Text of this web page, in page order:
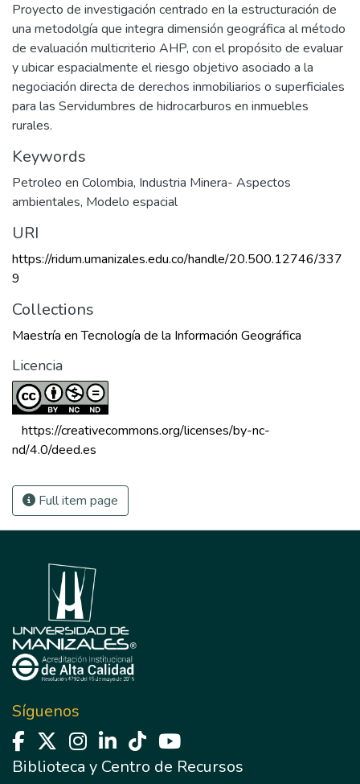
Proyecto de investigación centrado en la estructuración de
una metodolgía que integra dimensión geográfica al método
de evaluación multicriterio AHP, con el propósito de evaluar
y ubicar espacialmente el riesgo objetivo asociado a la
negociación directa de derechos inmobiliarios o superficiales
para las Servidumbres de hidrocarburos en inmuebles
rurales.
Keywords
Petroleo en Colombia, Industria Minera- Aspectos
ambientales, Modelo espacial
URI
https://ridum.umanizales.edu.co/handle/20.500.12746/337
9
Collections
Maestría en Tecnología de la Información Geográfica
Licencia
https://creativecommons.org/licenses/by-nc-
nd/4.0/deed.es
Full item page
Síguenos
Biblioteca y Centro de Recursos